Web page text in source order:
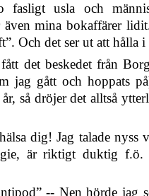
fasligt usla och
även mina bokaffärer
Och det ser ut att hålla
det beskedet från
jag gått och hoppats
så dröjer det alltså
dig! Jag talade nyss
är riktigt duktig f.ö.
-- Nen hörde jag